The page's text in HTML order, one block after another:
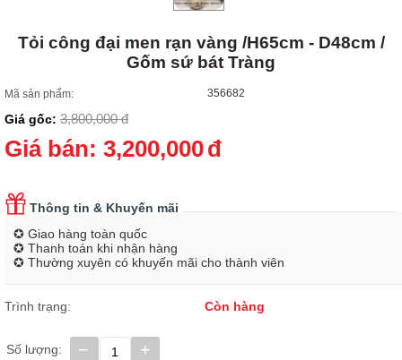
Tỏi công đại men rạn vàng /H65cm - D48cm /
Gốm sứ bát Tràng
Mã sản phẩm: 356682
Giá gốc: 3,800,000 đ
Giá bán: 3,200,000đ
Thông tin & Khuyến mãi
✪ Giao hàng toàn quốc
✪ Thanh toán khi nhận hàng
✪ Thường xuyên có khuyến mãi cho thành viên
Trình trạng: Còn hàng
Số lượng: +
−